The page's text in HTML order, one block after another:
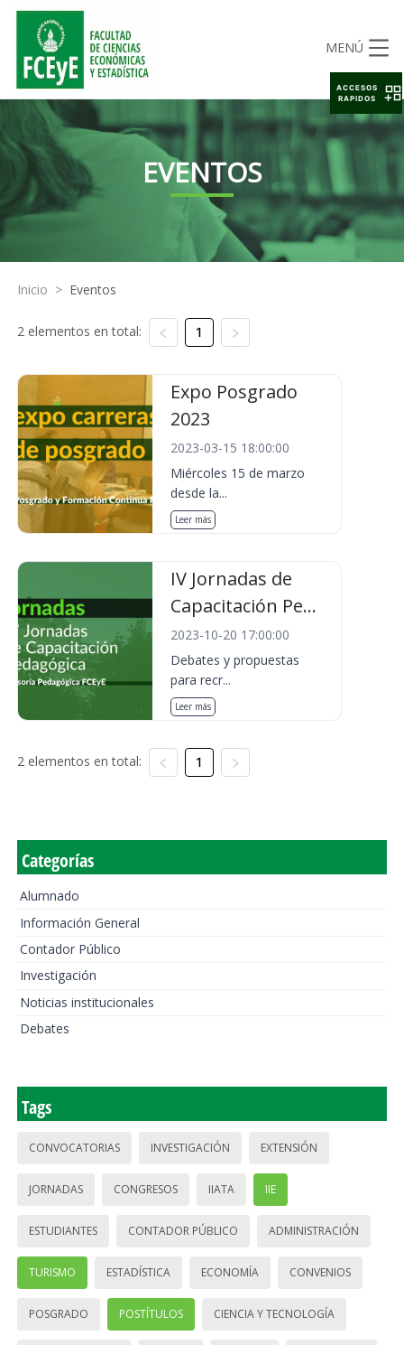
MENÚ
EVENTOS
Inicio > Eventos
2 elementos en total: 1
Expo Posgrado
2023
2023-03-15 18:00:00
Miércoles 15 de marzo
desde la...
Leer más
IV Jornadas de
Capacitación Pe...
2023-10-20 17:00:00
Debates y propuestas
para recr...
Leer más
2 elementos en total: 1
Categorías
Alumnado
Información General
Contador Público
Investigación
Noticias institucionales
Debates
Tags
CONVOCATORIAS INVESTIGACIÓN EXTENSIÓN
JORNADAS CONGRESOS IIATA IIE
ESTUDIANTES CONTADOR PÚBLICO ADMINISTRACIÓN
TURISMO ESTADÍSTICA ECONOMÍA CONVENIOS
POSGRADO POSTÍTULOS CIENCIA Y TECNOLOGÍA
ACCESOS
RAPIDOS